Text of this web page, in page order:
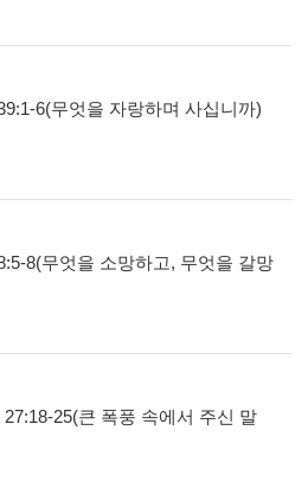
6(무엇을 자랑하며 사십니까)
8(무엇을 소망하고, 무엇을 갈망
25(큰 폭풍 속에서 주신 말